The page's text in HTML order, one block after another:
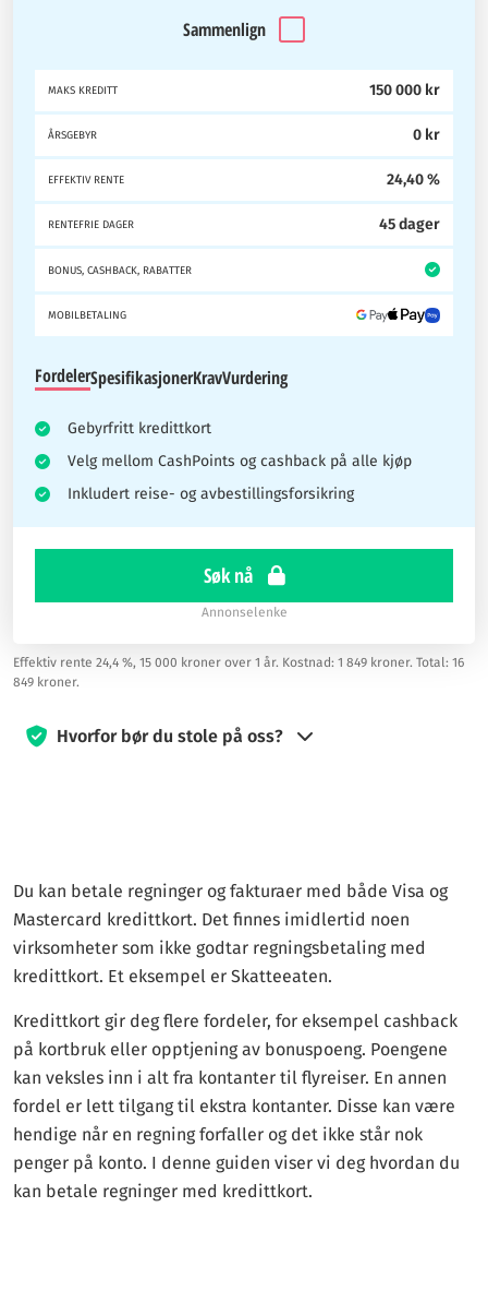
Sammenlign
MAKS KREDITT 150 000 kr
ÅRSGEBYR 0 kr
EFFEKTIV RENTE 24,40 %
RENTEFRIE DAGER 45 dager
BONUS, CASHBACK, RABATTER
MOBILBETALING
FordelerSpesifikasjonerKravVurdering
Gebyrfritt kredittkort
Velg mellom CashPoints og cashback på alle kjøp
Inkludert reise- og avbestillingsforsikring
Søk nå
Annonselenke
Effektiv rente 24,4 %, 15 000 kroner over 1 år. Kostnad: 1 849 kroner. Total: 16
849 kroner.
Hvorfor bør du stole på oss?
beslutningene.
Vi kan motta godtgjørelse fra våre samarbeidspartnere
dersom du klikker på eller søker via lenker på siden. Denne
men har ingen innvirkning på våre vurderinger, rangeringer
eller anbefalinger. Vårt innhold er basert på objektive kriterier
og redaksjonelle vurderinger.
Våre eksperter, med lang erfaring, tester kortene selv. Vi sikter
på å gi deg klare og ærlige sammenligninger av alle norske
kredittkort. Hos kredittkort360.com er vårt mål å tilby all
Du kan betale regninger og fakturaer med både Visa og
Mastercard kredittkort. Det finnes imidlertid noen
virksomheter som ikke godtar regningsbetaling med
kredittkort. Et eksempel er Skatteeaten.
Kredittkort gir deg flere fordeler, for eksempel cashback
på kortbruk eller opptjening av bonuspoeng. Poengene
kan veksles inn i alt fra kontanter til flyreiser. En annen
fordel er lett tilgang til ekstra kontanter. Disse kan være
hendige når en regning forfaller og det ikke står nok
penger på konto. I denne guiden viser vi deg hvordan du
kan betale regninger med kredittkort.